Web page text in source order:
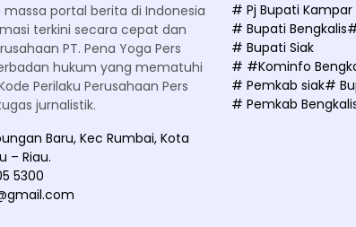
portal berita di Indonesia
terkini secara cepat dan
PT. Pena Yoga Pers
hukum yang mematuhi
Perilaku Perusahaan Pers
jurnalistik.
Baru, Kec Rumbai, Kota
– Riau.
5300
# Pj Bupati Kampar
# Bupati Bengkalis
# Bupati Siak
# #Kominfo
# Pemkab siak#
# Pemkab